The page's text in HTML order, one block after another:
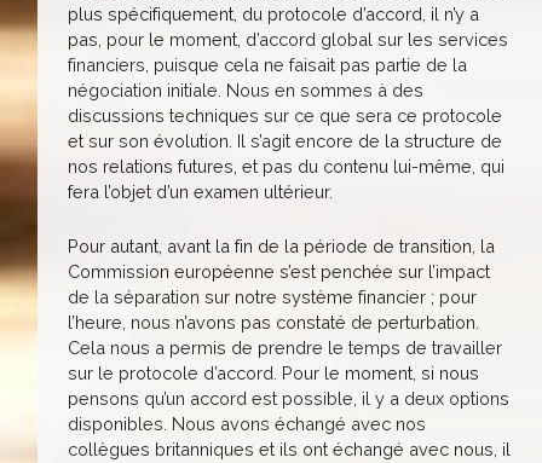
plus spécifiquement, du protocole d’accord, il n’y a
pas, pour le moment, d’accord global sur les services
financiers, puisque cela ne faisait pas partie de la
négociation initiale. Nous en sommes à des
discussions techniques sur ce que sera ce protocole
et sur son évolution. Il s’agit encore de la structure de
nos relations futures, et pas du contenu lui-même, qui
fera l’objet d’un examen ultérieur.
Pour autant, avant la fin de la période de transition, la
Commission européenne s’est penchée sur l’impact
de la séparation sur notre système financier ; pour
l’heure, nous n’avons pas constaté de perturbation.
Cela nous a permis de prendre le temps de travailler
sur le protocole d’accord. Pour le moment, si nous
pensons qu’un accord est possible, il y a deux options
disponibles. Nous avons échangé avec nos
collègues britanniques et ils ont échangé avec nous, il